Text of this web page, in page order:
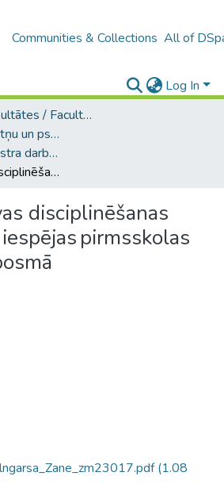
Communities & Collections All of
Log In
B4 – LU fakultātes / Faculties of the UL
A -- Izglītības zinātņu un psiholoģijas fakultāte / Faculty of Education Sciences and Psychology
Bakalaura un maģistra darbi (PPMF) / Bachelor's and Master's theses
Bērnu pozitīvas disciplinēšanas veicināšanas iespējas pirmsskolas izglītības 2. posmā
disciplinēšanas
pirmsskolas
(1.08